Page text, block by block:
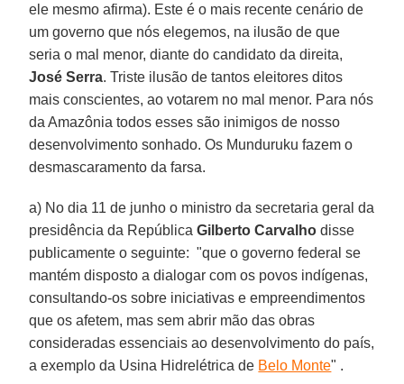
ele mesmo afirma). Este é o mais recente cenário de
um governo que nós elegemos, na ilusão de que
seria o mal menor, diante do candidato da direita,
José Serra. Triste ilusão de tantos eleitores ditos
mais conscientes, ao votarem no mal menor. Para nós
da Amazônia todos esses são inimigos de nosso
desenvolvimento sonhado. Os Munduruku fazem o
desmascaramento da farsa.
a) No dia 11 de junho o ministro da secretaria geral da
presidência da RepúblicaGilberto Carvalho disse
publicamente o seguinte: "que o governo federal se
mantém disposto a dialogar com os povos indígenas,
consultando-os sobre iniciativas e empreendimentos
que os afetem, mas sem abrir mão das obras
consideradas essenciais ao desenvolvimento do país,
a exemplo da Usina Hidrelétrica de Belo Monte" .